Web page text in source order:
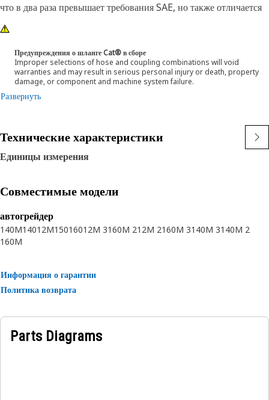
что в два раза превышает требования SAE, но также отличается
уникальным, стойким к абразивному износу кожухом
ToughGuard, который после 2 миллионов циклов испытаний
SAE не показал признаков износа. Конструкция шланга Cat® XT
ES ToughGuard позволяет ему работать при половинном
значении радиуса изгиба, предусмотренного SAE, что улучшает
способность к сгибанию в узких местах и значительно
обеспечивают функциональную надежность.
Предупреждения о шланге Cat® в сборе
Improper selections of hose and coupling combinations will void
warranties and may result in serious personal injury or death, property
damage, or component and machine system failure.
Развернуть
Технические характеристики
Единицы измерения
Совместимые модели
автогрейдер
140M14012M15016012M 3160M 212M 2160M 3140M 3140M 2
160M
Информация о гарантии
Политика возврата
Parts Diagrams